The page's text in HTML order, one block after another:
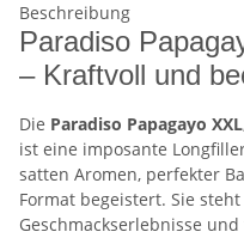
Beschreibung
Paradiso
– Kraftvoll und
Die Paradiso Papagayo XXL
ist eine imposante
satten Aromen, perfekter
Format begeistert. Sie
Geschmackserlebnisse